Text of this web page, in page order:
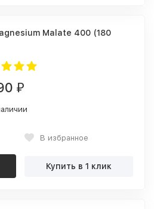
Malate 400 (180
₽
В избранное
Купить в 1 клик